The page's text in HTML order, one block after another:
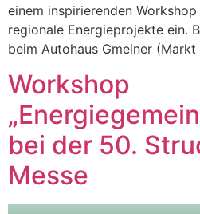
einem inspirierenden
regionale Energieprojekte ein.
beim Autohaus Gmeiner
Workshop
bei der 50.
Messe